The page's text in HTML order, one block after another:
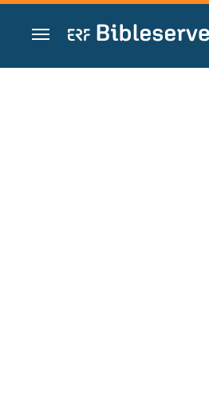
Zum Inhalt springen